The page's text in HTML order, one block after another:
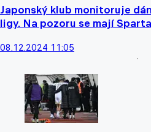
Japonský klub monitoruje
ligy. Na pozoru se mají
08.12.2024 11:05